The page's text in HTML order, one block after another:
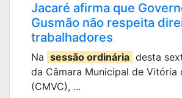
Jacaré afirma que
Gusmão não respeita
trabalhadores
Na sessão ordinária desta
da Câmara Municipal de Vitória
(CMVC), ...